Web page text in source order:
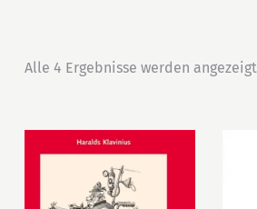
Alle 4 Ergebnisse werden angezeigt